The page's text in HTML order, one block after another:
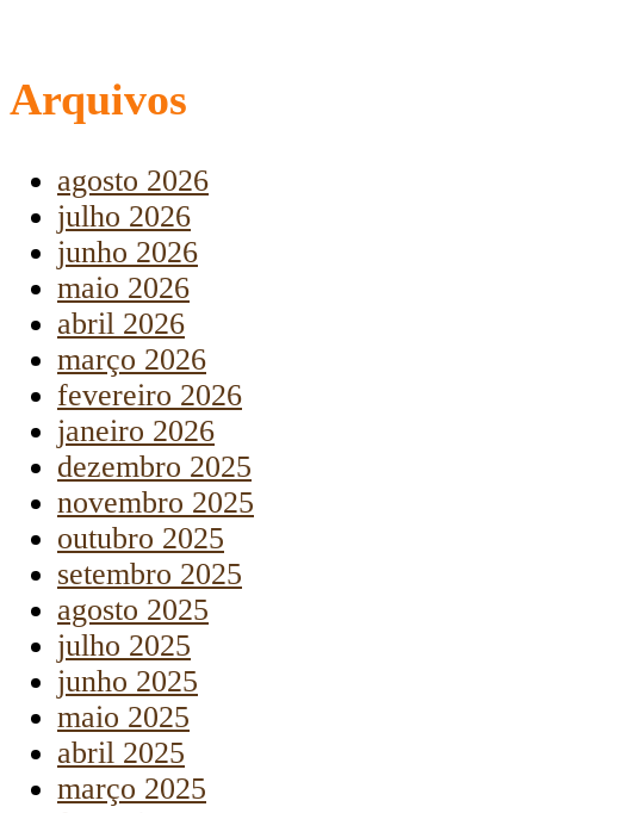
Arquivos
agosto 2026
julho 2026
junho 2026
maio 2026
abril 2026
março 2026
fevereiro 2026
janeiro 2026
dezembro 2025
novembro 2025
outubro 2025
setembro 2025
agosto 2025
julho 2025
junho 2025
maio 2025
abril 2025
março 2025